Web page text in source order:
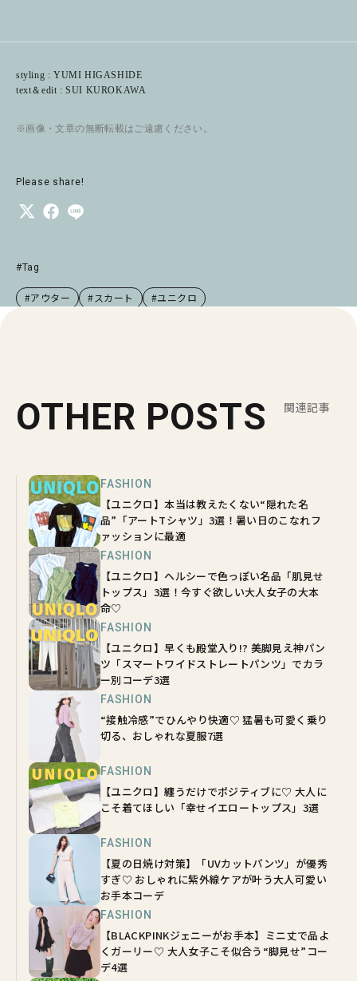
styling : YUMI HIGASHIDE
text＆edit : SUI KUROKAWA
※画像・文章の無断転載はご遠慮ください。
Please share!
#Tag
#アウター #スカート #ユニクロ
OTHER POSTS 関連記事
FASHION
【ユニクロ】本当は教えたくない“隠れた名
品”「アートTシャツ」3選！暑い日のこなれフ
ァッションに最適
FASHION
【ユニクロ】ヘルシーで色っぽい名品「肌見せ
トップス」3選！今すぐ欲しい大人女子の大本
命♡
FASHION
【ユニクロ】早くも殿堂入り!? 美脚見え神パン
ツ「スマートワイドストレートパンツ」でカラ
ー別コーデ3選
FASHION
“接触冷感”でひんやり快適♡ 猛暑も可愛く乗り
切る、おしゃれな夏服7選
FASHION
【ユニクロ】纏うだけでポジティブに♡ 大人に
こそ着てほしい「幸せイエロートップス」3選
FASHION
【夏の日焼け対策】「UVカットパンツ」が優秀
すぎ♡ おしゃれに紫外線ケアが叶う大人可愛い
お手本コーデ
FASHION
【BLACKPINKジェニーがお手本】ミニ丈で品よ
くガーリー♡ 大人女子こそ似合う“脚見せ”コー
デ4選